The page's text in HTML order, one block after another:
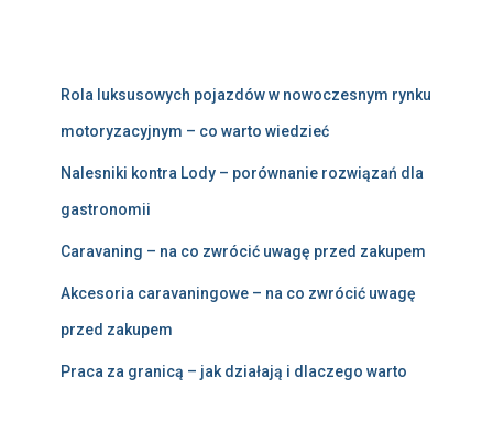
Rola luksusowych pojazdów w nowoczesnym rynku
motoryzacyjnym – co warto wiedzieć
Nalesniki kontra Lody – porównanie rozwiązań dla
gastronomii
Caravaning – na co zwrócić uwagę przed zakupem
Akcesoria caravaningowe – na co zwrócić uwagę
przed zakupem
Praca za granicą – jak działają i dlaczego warto